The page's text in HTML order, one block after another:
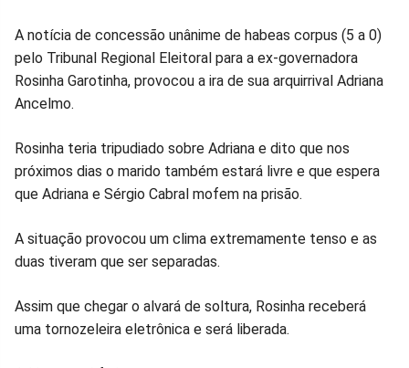
FacebookWhatsappTwitterMessengerTelegramGettr
A notícia de concessão unânime de habeas corpus (5 a 0)
pelo Tribunal Regional Eleitoral para a ex-governadora
Rosinha Garotinha, provocou a ira de sua arquirrival Adriana
Ancelmo.
Rosinha teria tripudiado sobre Adriana e dito que nos
próximos dias o marido também estará livre e que espera
que Adriana e Sérgio Cabral mofem na prisão.
A situação provocou um clima extremamente tenso e as
duas tiveram que ser separadas.
Assim que chegar o alvará de soltura, Rosinha receberá
uma tornozeleira eletrônica e será liberada.